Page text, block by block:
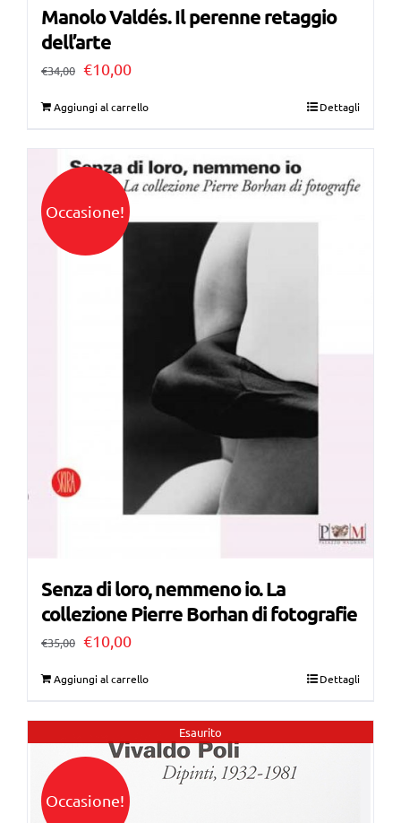
Manolo Valdés. Il perenne retaggio
dell’arte
€34,00 Il
€34,00.
€10,00Il
€10,00.
Aggiungi al carrello Dettagli
Occasione!
Senza di loro, nemmeno io. La
collezione Pierre Borhan di fotografie
€35,00 Il
era:
€35,00.
€10,00Il
è:
€10,00.
Aggiungi al carrello Dettagli
Esaurito
Occasione!